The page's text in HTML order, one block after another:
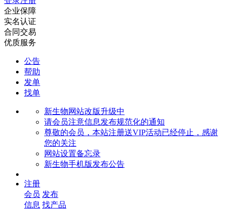
企业保障
实名认证
合同交易
优质服务
公告
帮助
发单
找单
新生物网站改版升级中
请会员注意信息发布规范化的通知
尊敬的会员，本站注册送VIP活动已经停止，感谢
您的关注
网站设置备忘录
新生物手机版发布公告
注册
会员 发布
信息 找产品